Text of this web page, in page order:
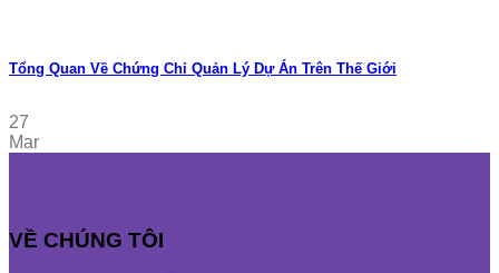
Tổng Quan Về Chứng Chỉ Quản Lý Dự Án Trên Thế Giới
27
Mar
VỀ CHÚNG TÔI